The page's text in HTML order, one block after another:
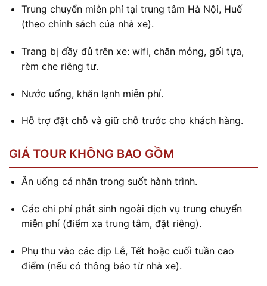
Trung chuyển miễn phí tại trung tâm Hà Nội, Huế
(theo chính sách của nhà xe).
Trang bị đầy đủ trên xe: wifi, chăn mỏng, gối tựa,
rèm che riêng tư.
Nước uống, khăn lạnh miễn phí.
Hỗ trợ đặt chỗ và giữ chỗ trước cho khách hàng.
GIÁ TOUR KHÔNG BAO GỒM
Ăn uống cá nhân trong suốt hành trình.
Các chi phí phát sinh ngoài dịch vụ trung chuyển
miễn phí (điểm xa trung tâm, đặt riêng).
Phụ thu vào các dịp Lễ, Tết hoặc cuối tuần cao
điểm (nếu có thông báo từ nhà xe).